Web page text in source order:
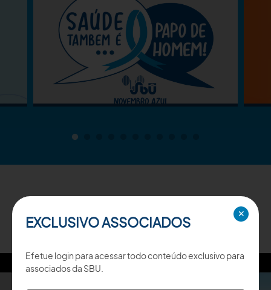
TV SBU ✕
EXCLUSIVO ASSOCIADOS
Efetue login para acessar todo conteúdo exclusivo para
associados da SBU.